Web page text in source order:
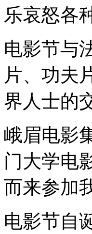
乐哀怒各
电影节与
片、功夫
界人士的
峨眉电影
门大学电
而来参加
电影节自